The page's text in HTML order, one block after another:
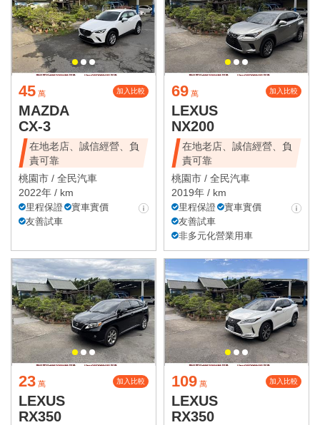
45 萬 加入比較
MAZDA
CX-3
在地老店、誠信經營、負
責可靠
桃園市 / 全民汽車
2022年 / km
里程保證
實車實價
友善試車
69 萬 加入比較
LEXUS
NX200
在地老店、誠信經營、負
責可靠
桃園市 / 全民汽車
2019年 / km
里程保證
實車實價
友善試車
非多元化營業用車
23 萬 加入比較
LEXUS
RX350
109 萬 加入比較
LEXUS
RX350